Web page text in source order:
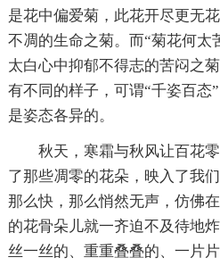
是花中偏爱菊，此花开尽更无
不凋的生命之菊。而“菊花何太
太白心中抑郁不得志的苦闷之
有不同的样子，可谓“千姿百态
是姿态各异的。
秋天，寒霜与秋风让百花
了那些凋零的花朵，映入了我
那么快，那么悄然无声，仿佛
的花骨朵儿就一齐迫不及待地
丝一丝的、重重叠叠的、一片